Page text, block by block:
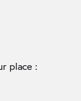
place :